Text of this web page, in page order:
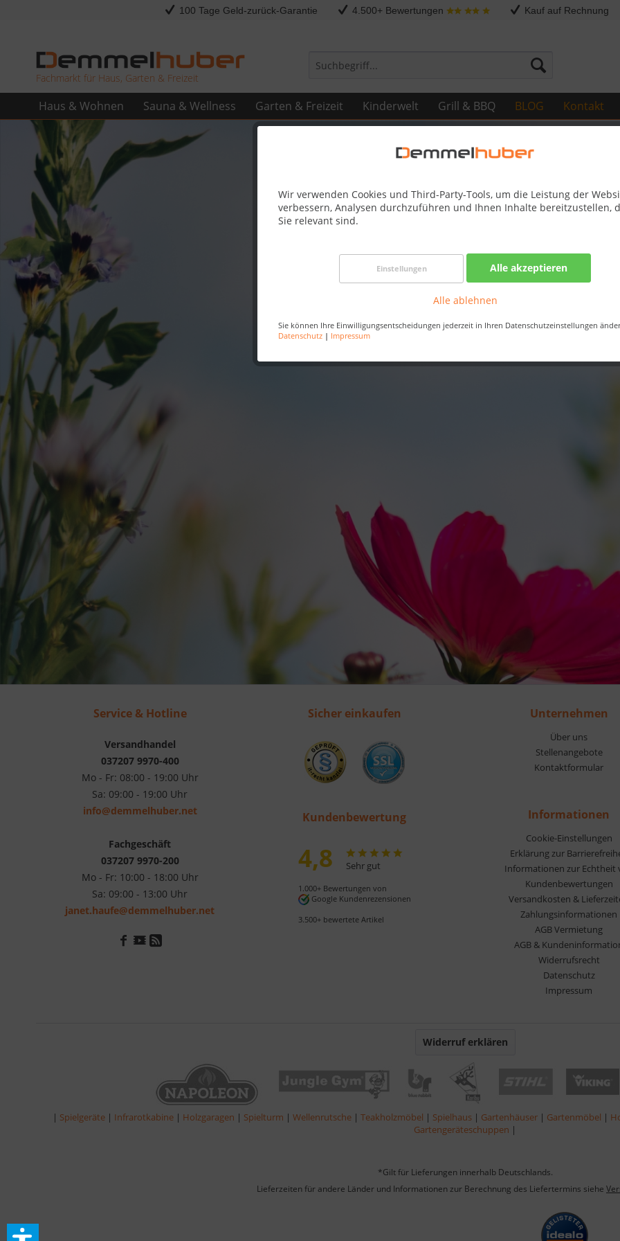
100 Tage Geld-zurück-Garantie 4.500+ Bewertungen Kauf auf Rechnung
Fachmarkt für Haus, Garten & Freizeit
Haus & Wohnen Sauna & Wellness Garten & Freizeit Kinderwelt Grill & BBQ BLOG Kontakt
Wir verwenden Cookies und Third-Party-Tools, um die Leistung der
verbessern, Analysen durchzuführen und Ihnen Inhalte bereitzustellen,
Sie relevant sind.
Einstellungen Alle akzeptieren
Alle ablehnen
Sie können Ihre Einwilligungsentscheidungen jederzeit in Ihren Datenschutzeinstellungen
Datenschutz | Impressum
Service & Hotline
Versandhandel
037207 9970-400
Mo - Fr: 08:00 - 19:00 Uhr
Sa: 09:00 - 19:00 Uhr
info@demmelhuber.net
Fachgeschäft
037207 9970-200
Mo - Fr: 10:00 - 18:00 Uhr
Sa: 09:00 - 13:00 Uhr
janet.haufe@demmelhuber.net
Sicher einkaufen
Kundenbewertung
4,8 Sehr gut
1.000+ Bewertungen von
Google Kundenrezensionen
3.500+ bewertete Artikel
Unternehmen
Über uns
Stellenangebote
Kontaktformular
Informationen
Cookie-Einstellungen
Erklärung zur
Informationen zur Echtheit
Kundenbewertungen
Versandkosten &
Zahlungsinformationen
AGB Vermietung
AGB &
Widerrufsrecht
Datenschutz
Impressum
Widerruf erklären
| Spielgeräte | Infrarotkabine | Holzgaragen | Spielturm | Wellenrutsche | Teakholzmöbel | Spielhaus | Gartenhäuser | Gartenmöbel |
Gartengeräteschuppen |
*Gilt für Lieferungen innerhalb Deutschlands.
Lieferzeiten für andere Länder und Informationen zur Berechnung des Liefertermins siehe